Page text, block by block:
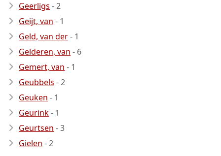
Geerligs - 2
Geijt, van - 1
Geld, van der- 1
Gelderen, van - 6
Gemert, van - 1
Geubbels - 2
Geuken - 1
Geurink- 1
Geurtsen - 3
Gielen - 2